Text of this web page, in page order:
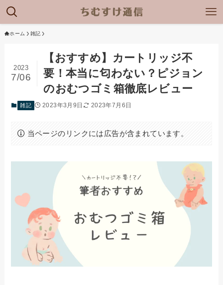
ホーム 雑記
【おすすめ】カートリッジ不
要！本当に匂わない？ピジョン
のおむつゴミ箱徹底レビュー
2023
7/06
雑記 2023年3月9日 2023年7月6日
当ページのリンクには広告が含まれています。